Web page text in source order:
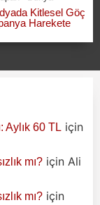
Kitlesel Göç
Harekete
Aylık 60 TL için
mı? için Ali
mı? için